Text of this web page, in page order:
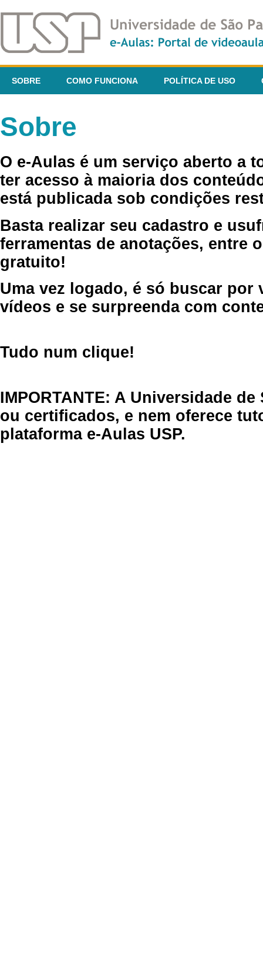
SOBRE COMO FUNCIONA POLÍTICA DE USO
Sobre
O e-Aulas é um serviço aberto a
ter acesso à maioria dos
está publicada sob condições
Basta realizar seu cadastro e
ferramentas de anotações, entre
gratuito!
Uma vez logado, é só buscar por
vídeos e se surpreenda com
Tudo num clique!
IMPORTANTE: A Universidade
ou certificados, e nem oferece
plataforma e-Aulas USP.